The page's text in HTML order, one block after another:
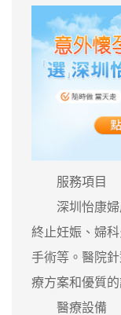
服務項目
深圳怡康婦
終止妊娠、婦
手術等。醫院
療方案和優質的
醫療設備